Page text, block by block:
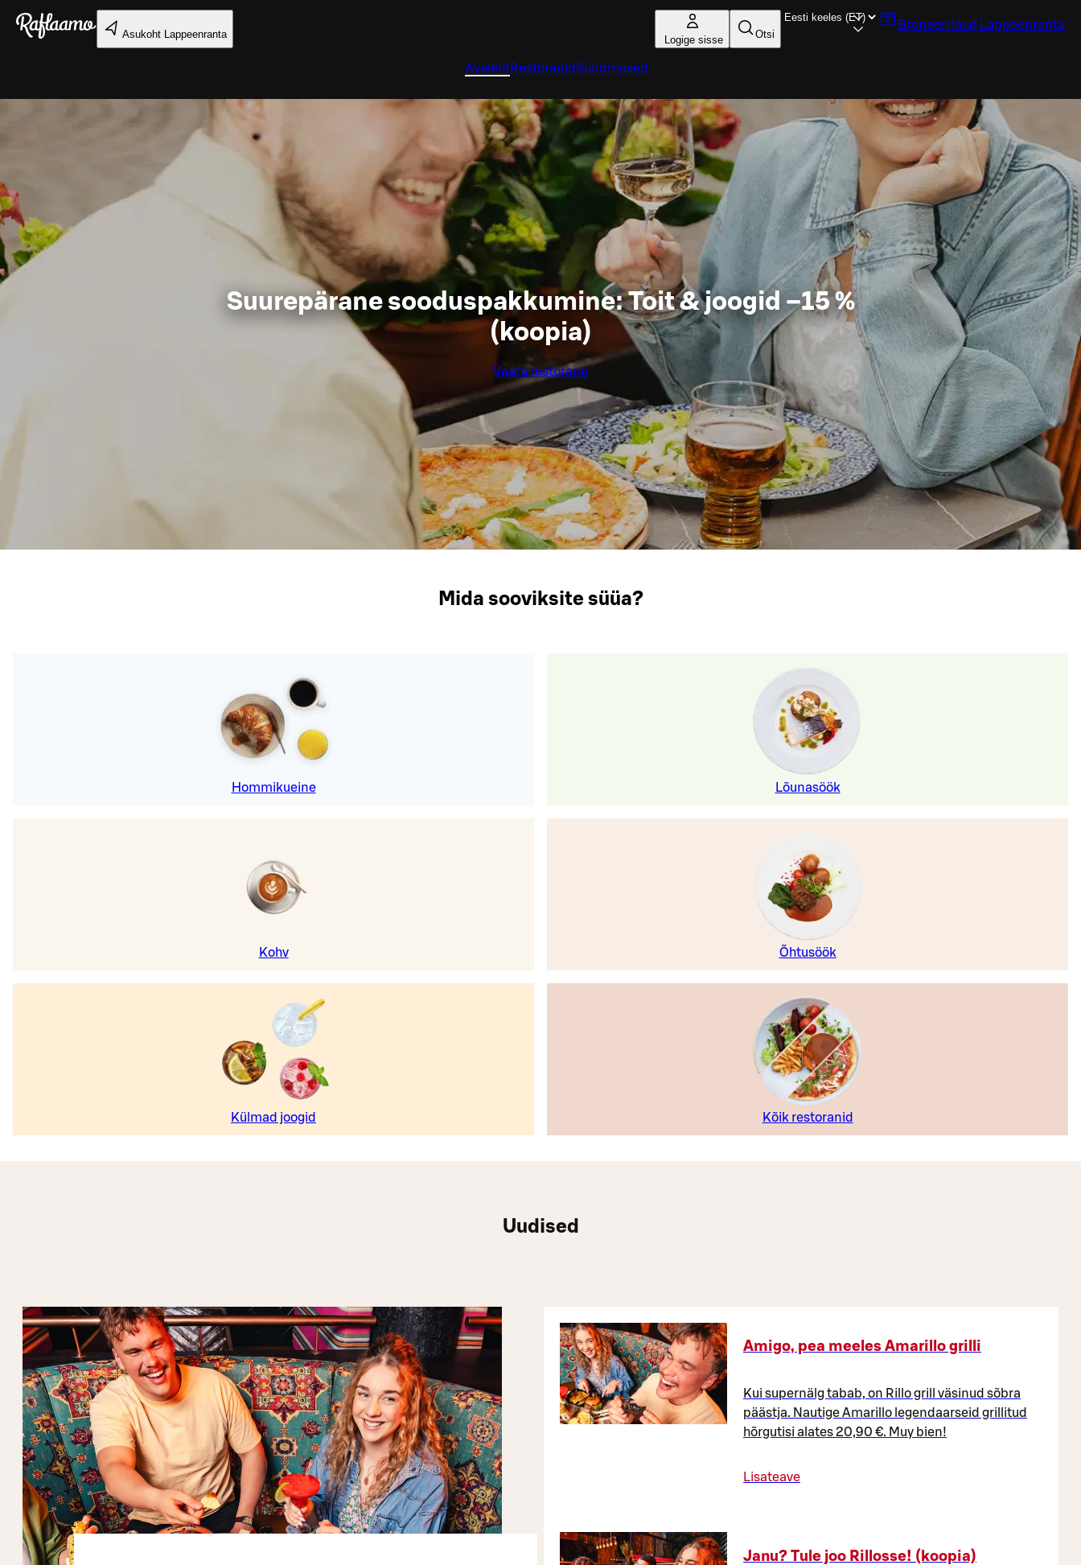
Liigu peamise sisu juurde
Asukoht Lappeenranta Logige sisse Otsi
Broneeri laud Lappeenranta
AvalehtRestoranidSündmused
Suurepärane sooduspakkumine: Toit & joogid –15 %
(koopia)
Vaata restorane
Mida sooviksite süüa?
Hommikueine Lõunasöök
Kohv Õhtusöök
Külmad joogid Kõik restoranid
Uudised
Amigo, pea meeles Amarillo grilli
Kui supernälg tabab, on Rillo grill väsinud sõbra
päästja. Nautige Amarillo legendaarseid grillitud
hõrgutisi alates 20,90 €. Muy bien!
Lisateave
Janu? Tule joo Rillosse! (koopia)